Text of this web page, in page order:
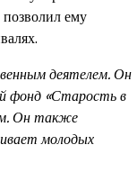
ему
деятелем. Он
фонд «Старость в
Он также
молодых